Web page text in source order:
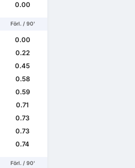
0.00
Förl. / 90'
0.00
0.22
0.45
0.58
0.59
0.71
0.73
0.73
0.74
Förl. / 90'